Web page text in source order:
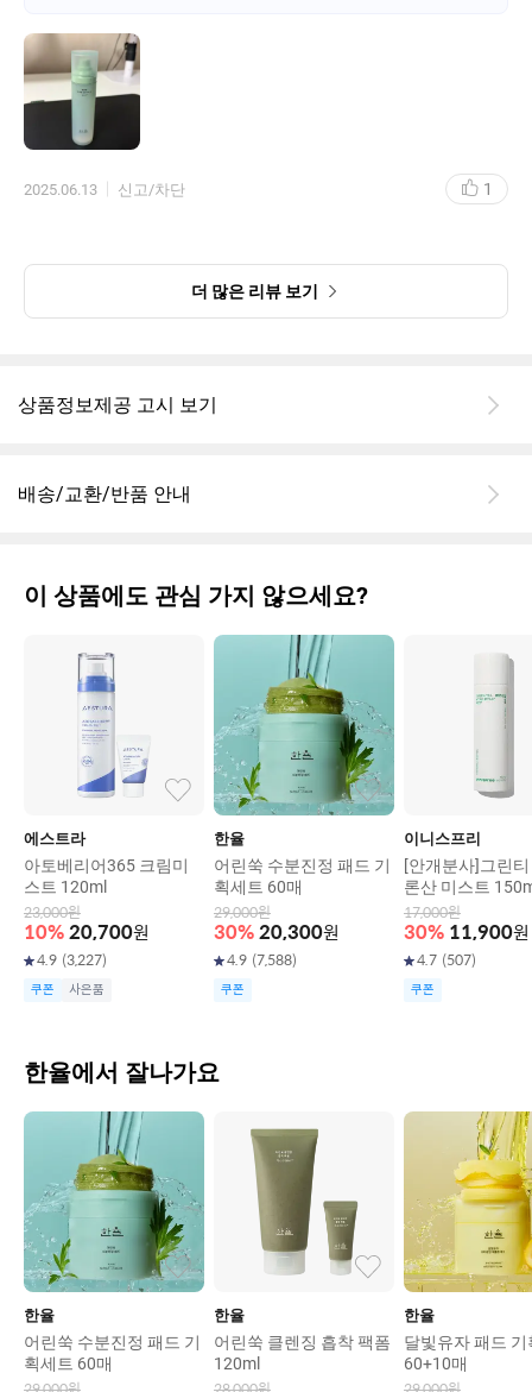
사용강도 좋습니다 감사합니다^
2025.06.10
수정하기
어린쑥 트러블 미스트 120ml
향 향이 좋아요
용강추바랍니다 ㅇ굿굿 아주좋습니다 아주좋습니다 정말 좋아요
워 계속 손이 가는 제품입니다.
2025.06.13 신고/차단 1
더 많은 리뷰 보기
상품정보제공 고시 보기
배송/교환/반품 안내
이 상품에도 관심 가지 않으세요?
에스트라
아토베리어365 크림미
스트 120ml
23,000원
10% 20,700원
4.9 (3,227)
쿠폰 사은품
한율
어린쑥 수분진정 패드 기
획세트 60매
29,000원
30% 20,300원
4.9 (7,588)
쿠폰
이니스프리
[안개분사]그린
론산 미스트
17,000원
30% 11,900원
4.7 (507)
쿠폰
한율에서 잘나가요
한율
어린쑥 수분진정 패드 기
획세트 60매
한율
어린쑥 클렌징 흡착 팩폼
120ml
한율
달빛유자 패드
60+10매